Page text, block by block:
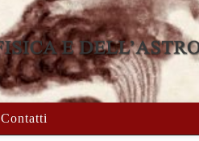
Contatti